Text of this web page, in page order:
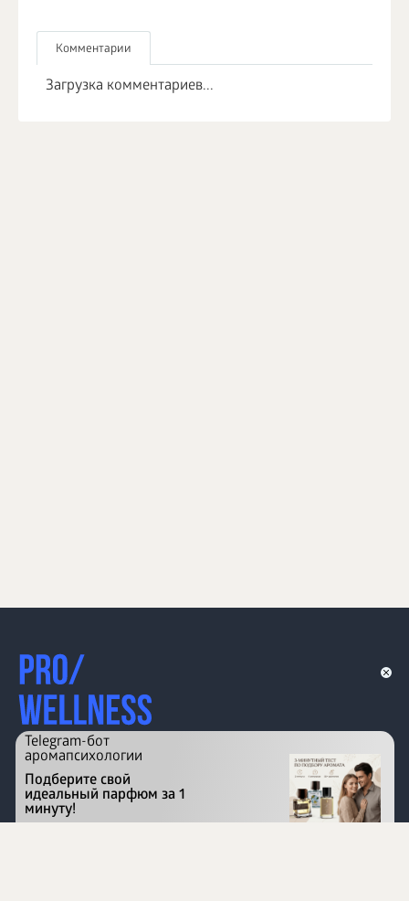
Комментарии
Загрузка комментариев...
Перейти на сайт
Telegram-бот
аромапсихологии
Подберите свой
идеальный парфюм за 1
минуту!